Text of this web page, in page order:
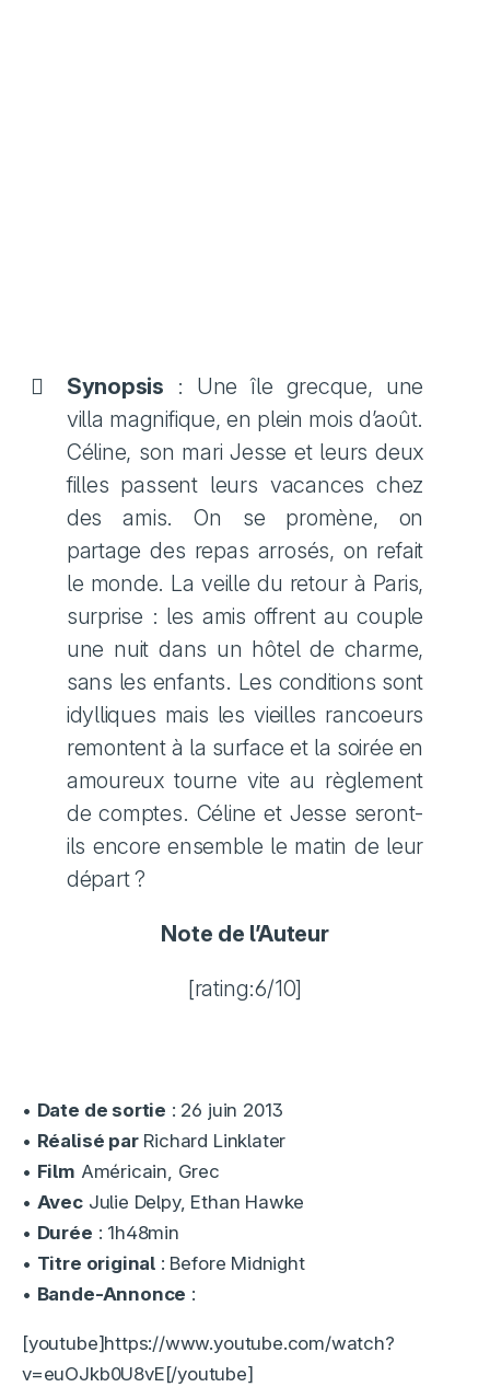
Synopsis : Une île grecque, une
villa magnifique, en plein mois d’août.
Céline, son mari Jesse et leurs deux
filles passent leurs vacances chez
des amis. On se promène, on
partage des repas arrosés, on refait
le monde. La veille du retour à Paris,
surprise : les amis offrent au couple
une nuit dans un hôtel de charme,
sans les enfants. Les conditions sont
idylliques mais les vieilles rancoeurs
remontent à la surface et la soirée en
amoureux tourne vite au règlement
de comptes. Céline et Jesse seront-
ils encore ensemble le matin de leur
départ ?
Note de l’Auteur
[rating:6/10]
• Date de sortie : 26 juin 2013
• Réalisé parRichard Linklater
• Film Américain, Grec
• AvecJulie Delpy, Ethan Hawke
• Durée : 1h48min
• Titre original : Before Midnight
• Bande-Annonce :
[youtube]https://www.youtube.com/watch?
v=euOJkb0U8vE[/youtube]